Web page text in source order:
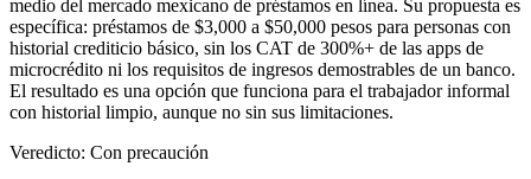
medio del mercado mexicano de préstamos en línea. Su propuesta es
específica: préstamos de $3,000 a $50,000 pesos para personas con
historial crediticio básico, sin los CAT de 300%+ de las apps de
microcrédito ni los requisitos de ingresos demostrables de un banco.
El resultado es una opción que funciona para el trabajador informal
con historial limpio, aunque no sin sus limitaciones.
Veredicto: Con precaución